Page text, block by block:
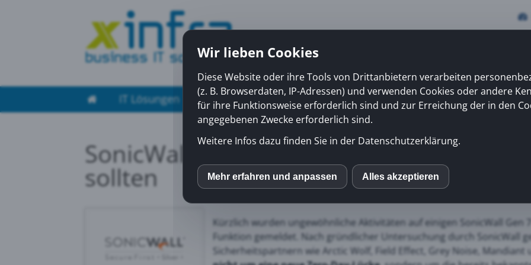
IT Lösungen Managed Services Erfolge News Kiosk Über uns
SonicWall SSL-VPN-Aktivität: Was Sie als
sollten
Kürzlich wurden ungewöhnliche Aktivitäten auf einigen SonicWall Gen
Funktion gemeldet. Nach gründlicher Untersuchung durch SonicWall
Sicherheitspartnern wie Arctic Wolf, Field Effect, Grey Noise, Mandiant
Wir lieben Cookies
Diese Website oder ihre Tools von Drittanbietern verarbeiten
(z. B. Browserdaten, IP-Adressen) und verwenden Cookies oder andere
für ihre Funktionsweise erforderlich sind und zur Erreichung der in den
angegebenen Zwecke erforderlich sind.
Weitere Infos dazu finden Sie in der Datenschutzerklärung.
inCMS
Matomo (Piwik)
Youtube
Mehr erfahren und anpassen Alles akzeptieren